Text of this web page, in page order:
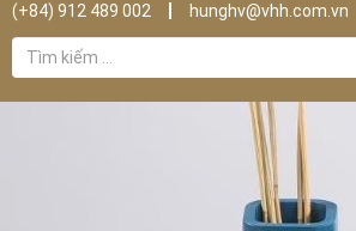
(+84) 912 489 002
hunghv@vhh.com.vn
Tìm
kiếm
cho: